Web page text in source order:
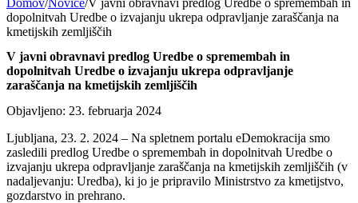
Domov/Novice/V javni obravnavi predlog Uredbe o spremembah in
dopolnitvah Uredbe o izvajanju ukrepa odpravljanje zaraščanja na
kmetijskih zemljiščih
V javni obravnavi predlog Uredbe o spremembah in
dopolnitvah Uredbe o izvajanju ukrepa odpravljanje
zaraščanja na kmetijskih zemljiščih
Objavljeno: 23. februarja 2024
Ljubljana, 23. 2. 2024 – Na spletnem portalu eDemokracija smo
zasledili predlog Uredbe o spremembah in dopolnitvah Uredbe o
izvajanju ukrepa odpravljanje zaraščanja na kmetijskih zemljiščih (v
nadaljevanju: Uredba), ki jo je pripravilo Ministrstvo za kmetijstvo,
gozdarstvo in prehrano.